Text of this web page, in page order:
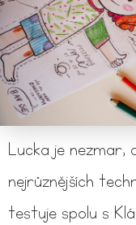
Lucka je nezmar,
nejrůznějších
testuje spolu s